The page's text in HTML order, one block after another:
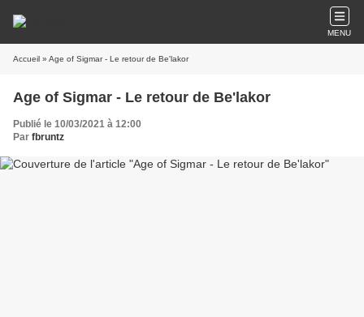
MENU
Accueil » Age of Sigmar - Le retour de Be'lakor
Age of Sigmar - Le retour de Be'lakor
Publié le 10/03/2021 à 12:00
Par fbruntz